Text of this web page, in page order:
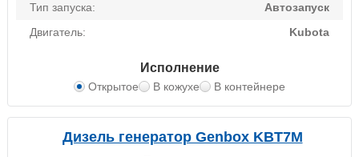
Тип запуска:
Автозапуск
Двигатель:
Kubota
Исполнение
Открытое В кожухе В контейнере
Дизель генератор Genbox KBT7M